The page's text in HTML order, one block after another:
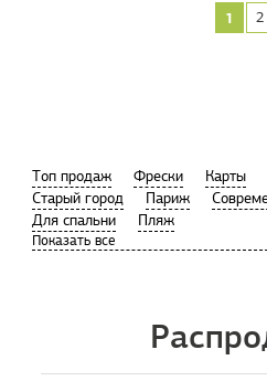
1 2
Tоп продаж Фрески Карты
Старый город
Париж
Для спальни
Пляж